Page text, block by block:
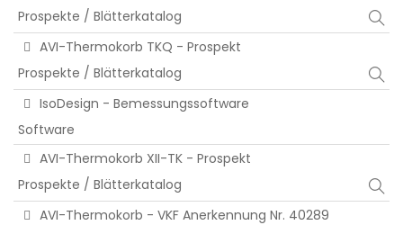
Prospekte / Blätterkatalog
AVI-Thermokorb TKQ - Prospekt
Prospekte / Blätterkatalog
IsoDesign - Bemessungssoftware
Software
AVI-Thermokorb XII-TK - Prospekt
Prospekte / Blätterkatalog
AVI-Thermokorb - VKF Anerkennung Nr. 40289